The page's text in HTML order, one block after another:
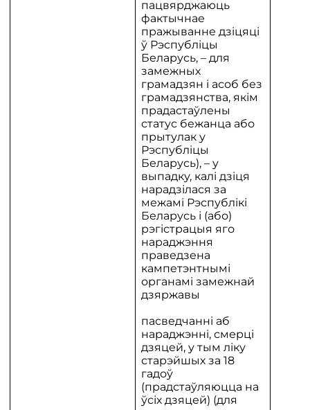
пацвярджаюць
фактычнае
пражыванне дзіцяці
ў Рэспубліцы
Беларусь, – для
замежных
грамадзян і асоб без
грамадзянства, якім
прадастаўлены
статус бежанца або
прытулак у
Рэспубліцы
Беларусь), – у
выпадку, калі дзіця
нарадзілася за
межамі Рэспублікі
Беларусь і (або)
рэгістрацыя яго
нараджэння
праведзена
кампетэнтнымі
органамі замежнай
дзяржавы
пасведчанні аб
нараджэнні, смерці
дзяцей, у тым ліку
старэйшых за 18
гадоў
(прадстаўляюцца на
ўсіх дзяцей) (для